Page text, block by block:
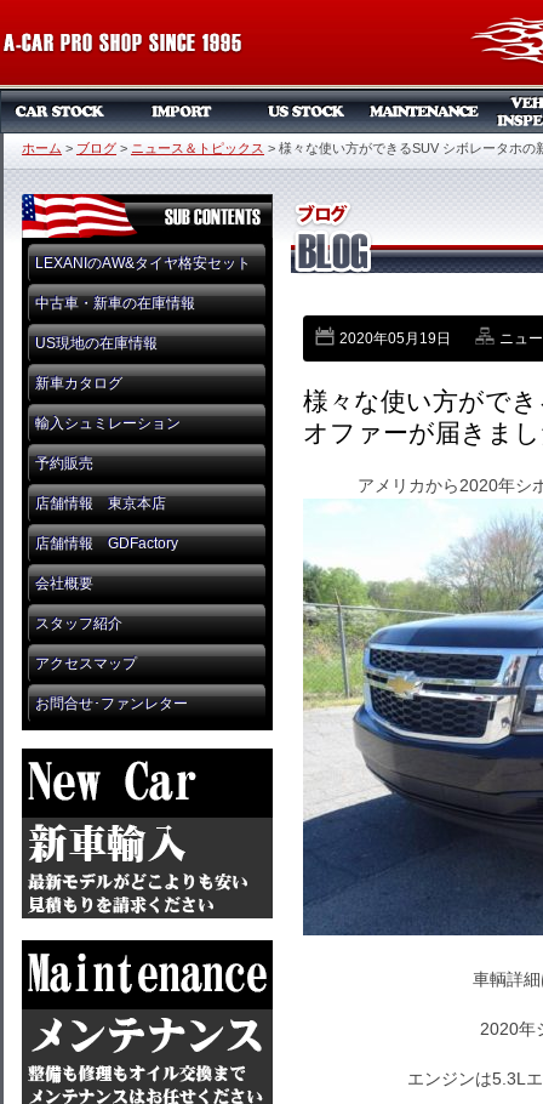
ホーム > ブログ > ニュース＆トピックス > 様々な使い方ができるSUV シボレータホの
LEXANIのAW&タイヤ格安セット
中古車・新車の在庫情報
US現地の在庫情報
新車カタログ
輸入シュミレーション
予約販売
店舗情報 東京本店
店舗情報 GDFactory
会社概要
スタッフ紹介
アクセスマップ
お問合せ･ファンレター
2020年05月19日 ニュ
様々な使い方がで
オファーが届きま
アメリカから2020年シ
車輌詳
2020年
エンジンは5.3L